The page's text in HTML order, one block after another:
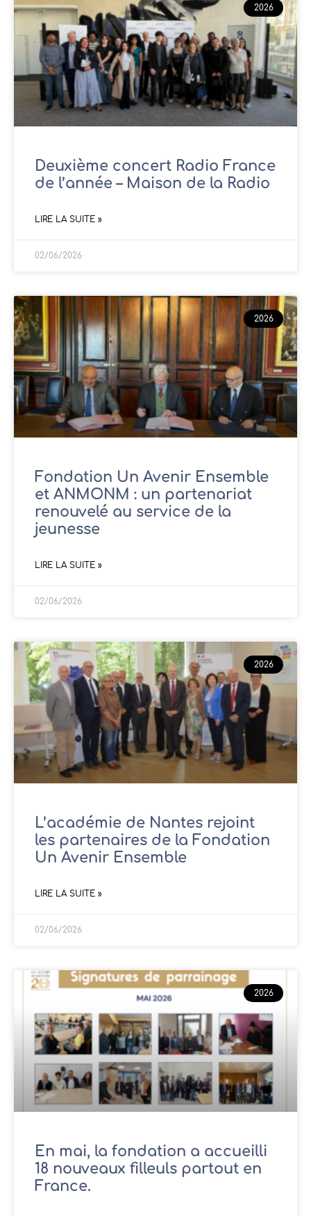
2026
Deuxième concert Radio France
de l’année – Maison de la Radio
LIRE LA SUITE »
02/06/2026
2026
Fondation Un Avenir Ensemble
et ANMONM : un partenariat
renouvelé au service de la
jeunesse
LIRE LA SUITE »
02/06/2026
2026
L’académie de Nantes rejoint
les partenaires de la Fondation
Un Avenir Ensemble
LIRE LA SUITE »
02/06/2026
2026
En mai, la fondation a accueilli
18 nouveaux filleuls partout en
France.